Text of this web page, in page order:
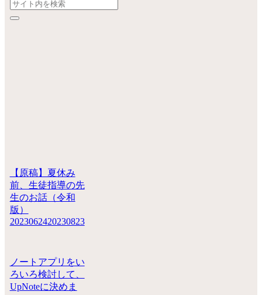
【原稿】夏休み
前、生徒指導の先
生のお話（令和
版）
2023062420230823
ノートアプリをい
ろいろ検討して、
UpNoteに決めま